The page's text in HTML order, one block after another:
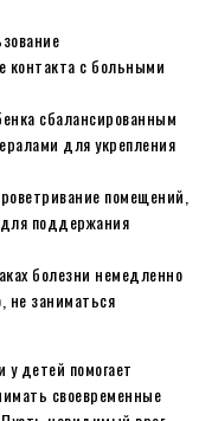
контакта с больными
сбалансированным
для укрепления
помещений,
для поддержания
болезни немедленно
не заниматься
детей помогает
своевременные